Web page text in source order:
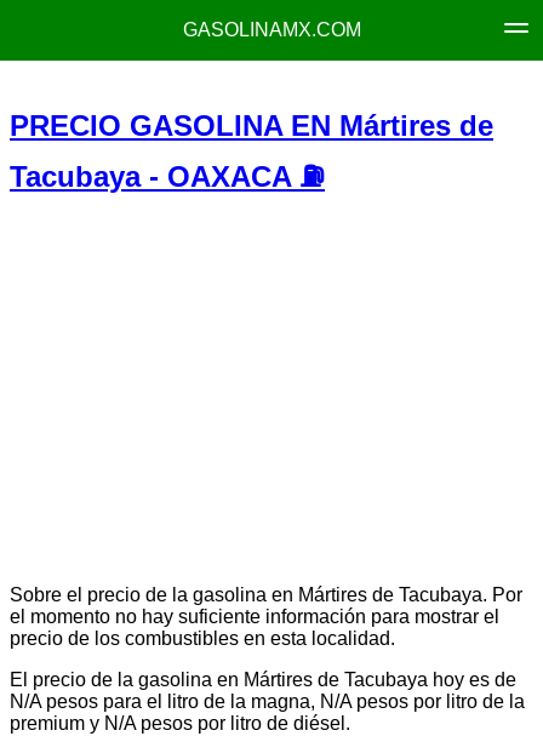
GASOLINAMX.COM
PRECIO GASOLINA EN Mártires de
Tacubaya - OAXACA ⛽
Sobre el precio de la gasolina en Mártires de Tacubaya. Por
el momento no hay suficiente información para mostrar el
precio de los combustibles en esta localidad.
El precio de la gasolina en Mártires de Tacubaya hoy es de
N/A pesos para el litro de la magna, N/A pesos por litro de la
premium y N/A pesos por litro de diésel.